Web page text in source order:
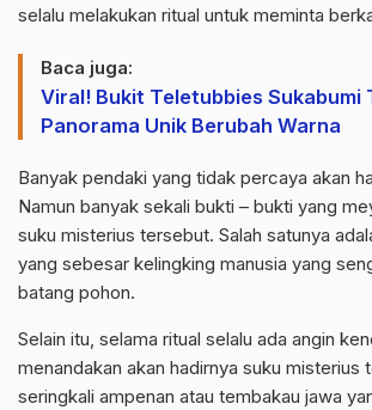
selalu melakukan ritual untuk meminta
Baca juga:
Viral! Bukit Teletubbies Sukabumi
Panorama Unik Berubah Warna
Banyak pendaki yang tidak percaya akan
Namun banyak sekali bukti – bukti yang
suku misterius tersebut. Salah satunya
yang sebesar kelingking manusia yang
batang pohon.
Selain itu, selama ritual selalu ada angin
menandakan akan hadirnya suku misterius
seringkali ampenan atau tembakau jawa